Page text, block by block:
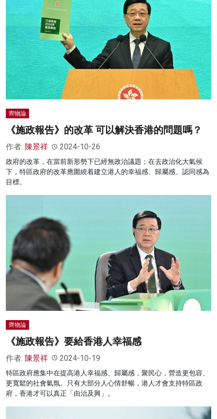
齊物論
《施政報告》的改革 可以解決香港的問題嗎？
作者: 陳景祥 2024-10-26
政府的改革，在當前新形勢下已經無政治議題；在去政治化大氣候
下，特區政府的改革應圍繞着建立港人的幸福感、歸屬感、認同感為
目標。
齊物論
《施政報告》要給香港人幸福感
作者: 陳景祥 2024-10-19
特區政府應集中在提高港人幸福感、歸屬感，聚民心，營造更包容、
更寬鬆的社會氣氛。只有大部分人心情舒暢，港人才會支持特區政
府，香港才可以真正「由治及興」。